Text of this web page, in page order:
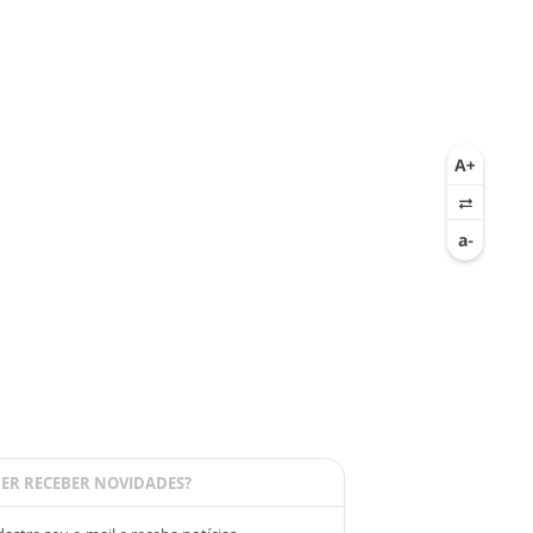
RECEBER NOVIDADES?